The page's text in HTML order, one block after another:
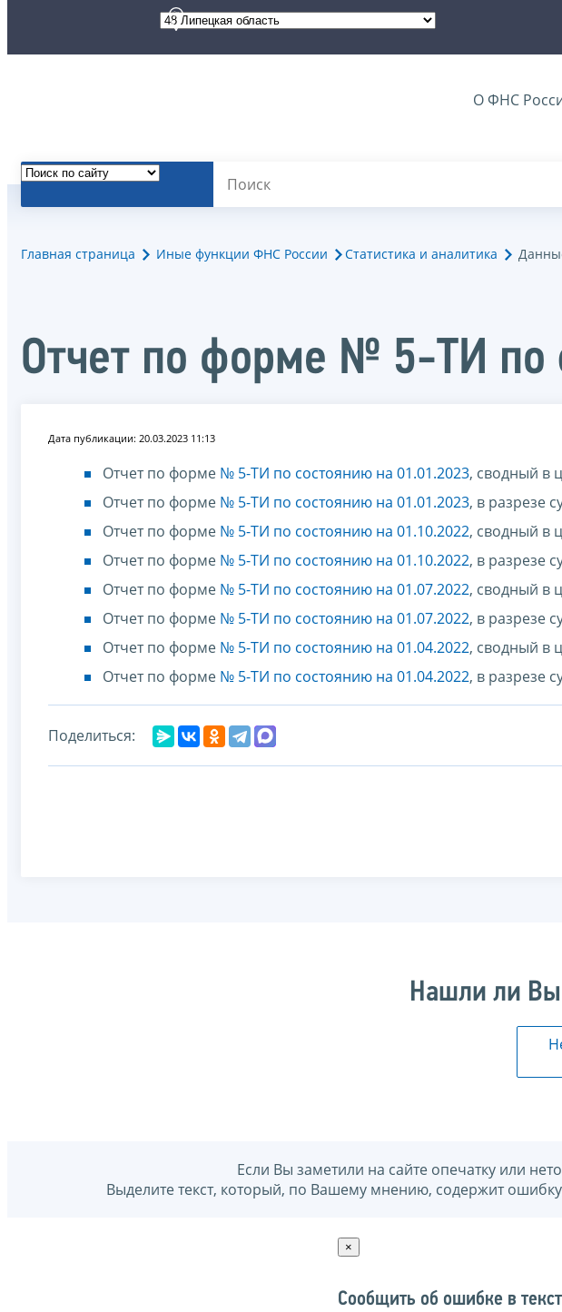
О ФНС
Главная страница Иные функции ФНС России Статистика и аналитика
Отчет по форме № 5-ТИ по
Дата публикации: 20.03.2023 11:13
Отчет по форме № 5-ТИ по состоянию на 01.01.2023, сводный в
Отчет по форме № 5-ТИ по состоянию на 01.01.2023, в разрезе
Отчет по форме № 5-ТИ по состоянию на 01.10.2022, сводный в
Отчет по форме № 5-ТИ по состоянию на 01.10.2022, в разрезе
Отчет по форме № 5-ТИ по состоянию на 01.07.2022, сводный в
Отчет по форме № 5-ТИ по состоянию на 01.07.2022, в разрезе
Отчет по форме № 5-ТИ по состоянию на 01.04.2022, сводный в
Отчет по форме № 5-ТИ по состоянию на 01.04.2022, в разрезе
Поделиться:
Нашли ли
Если Вы заметили на сайте опечатку или
Выделите текст, который, по Вашему мнению, содержит
×
Сообщить об ошибке в